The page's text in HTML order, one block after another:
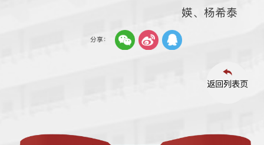
媖、杨希泰
分享：
返回列表页